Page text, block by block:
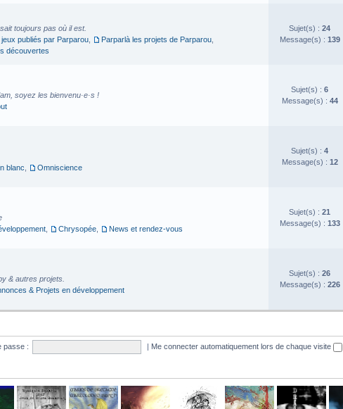
toujours pas où il est.
publiés par Parparou Parparlà les projets de Parparou
découvertes
Sujet(s) : 24
Message(s) : 139
soyez les bienvenu·e·s !
Sujet(s) : 6
Message(s) : 44
blanc Omniscience
Sujet(s) : 4
Message(s) : 12
Chrysopée News et rendez-vous
Sujet(s) : 21
Message(s) : 133
& autres projets.
& Projets en développement
Sujet(s) : 26
Message(s) : 226
passe : | Me connecter automatiquement lors de chaque visite